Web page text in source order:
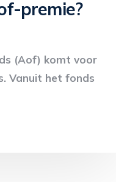
premie?
(Aof) komt voor
Vanuit het fonds